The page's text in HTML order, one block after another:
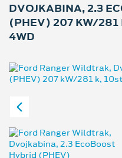
DVOJKABINA, 2.3
(PHEV) 207 KW/281
4WD